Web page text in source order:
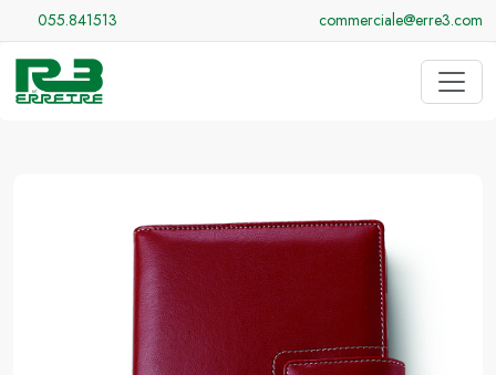
055.841513 commerciale@erre3.com